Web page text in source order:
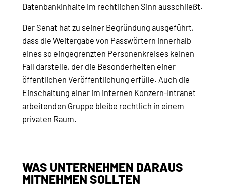
Datenbankinhalte im rechtlichen Sinn ausschließt.
Der Senat hat zu seiner Begründung ausgeführt,
dass die Weitergabe von Passwörtern innerhalb
eines so eingegrenzten Personenkreises keinen
Fall darstelle, der die Besonderheiten einer
öffentlichen Veröffentlichung erfülle. Auch die
Einschaltung einer im internen Konzern-Intranet
arbeitenden Gruppe bleibe rechtlich in einem
privaten Raum.
WAS UNTERNEHMEN DARAUS
MITNEHMEN SOLLTEN